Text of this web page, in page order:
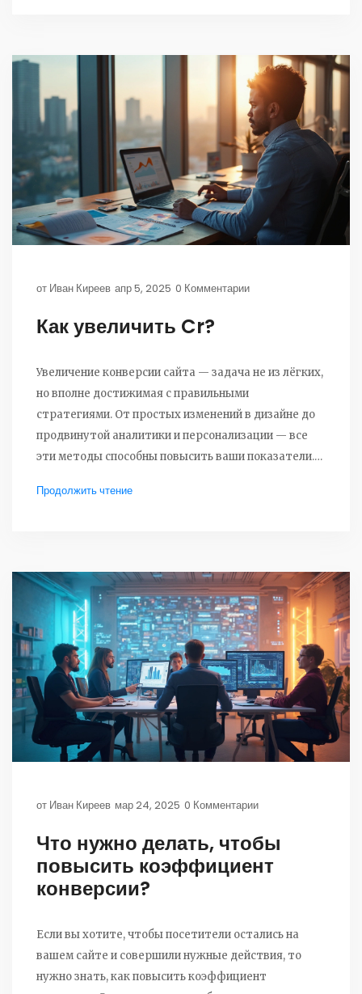
от Иван Киреев апр 5, 2025 0 Комментарии
Как увеличить Cr?
Увеличение конверсии сайта — задача не из лёгких,
но вполне достижимая с правильными
стратегиями. От простых изменений в дизайне до
продвинутой аналитики и персонализации — все
эти методы способны повысить ваши показатели.
инструментах, которые помогут сделать ваш сайт
Продолжить чтение
от Иван Киреев мар 24, 2025 0 Комментарии
Что нужно делать, чтобы
повысить коэффициент
конверсии?
Если вы хотите, чтобы посетители остались на
вашем сайте и совершили нужные действия, то
нужно знать, как повысить коэффициент